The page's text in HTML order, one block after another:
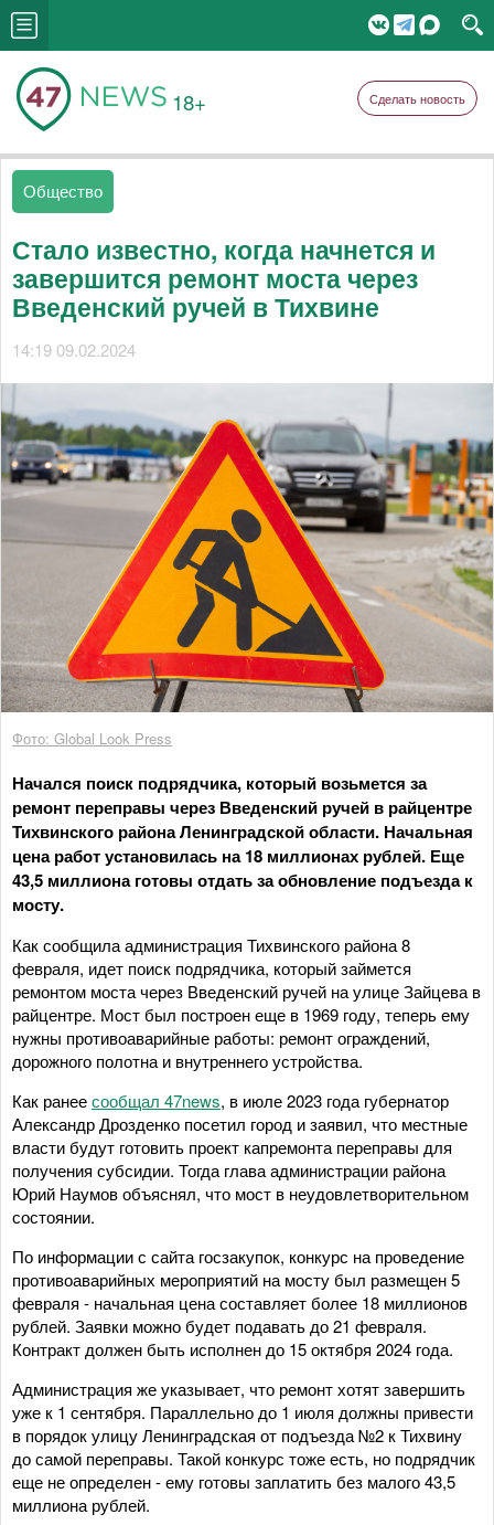
18+ Сделать новость
Общество
Стало известно, когда начнется и
завершится ремонт моста через
Введенский ручей в Тихвине
14:19 09.02.2024
Фото: Global Look Press
Начался поиск подрядчика, который возьмется за
ремонт переправы через Введенский ручей в райцентре
Тихвинского района Ленинградской области. Начальная
цена работ установилась на 18 миллионах рублей. Еще
43,5 миллиона готовы отдать за обновление подъезда к
мосту.
Как сообщила администрация Тихвинского района 8
февраля, идет поиск подрядчика, который займется
ремонтом моста через Введенский ручей на улице Зайцева в
райцентре. Мост был построен еще в 1969 году, теперь ему
нужны противоаварийные работы: ремонт ограждений,
дорожного полотна и внутреннего устройства.
Как ранеесообщал 47news, в июле 2023 года губернатор
Александр Дрозденко посетил город и заявил, что местные
власти будут готовить проект капремонта переправы для
получения субсидии. Тогда глава администрации района
Юрий Наумов объяснял, что мост в неудовлетворительном
состоянии.
По информации с сайта госзакупок, конкурс на проведение
противоаварийных мероприятий на мосту был размещен 5
февраля - начальная цена составляет более 18 миллионов
рублей. Заявки можно будет подавать до 21 февраля.
Контракт должен быть исполнен до 15 октября 2024 года.
Администрация же указывает, что ремонт хотят завершить
уже к 1 сентября. Параллельно до 1 июля должны привести
в порядок улицу Ленинградская от подъезда №2 к Тихвину
до самой переправы. Такой конкурс тоже есть, но подрядчик
еще не определен - ему готовы заплатить без малого 43,5
миллиона рублей.